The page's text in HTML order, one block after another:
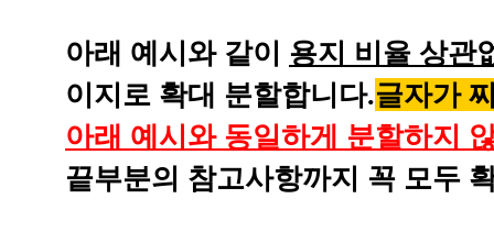
아래 예시와 같이 용지 비율 상관
이지로 확대 분할합니다.글자가
아래 예시와 동일하게 분할하지
끝부분의 참고사항까지 꼭 모두